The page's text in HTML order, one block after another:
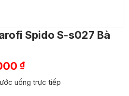
Spido S-s027 Bà
₫Giá
tại
uống trực tiếp